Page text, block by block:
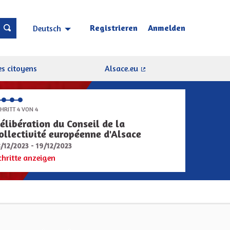
Deutsch Choisir la langue Sprache wählen
Registrieren Anmelden
citoyens
Alsace.eu
4 VON 4
du Conseil de la
européenne d'Alsace
12/2023 - 19/12/2023
anzeigen